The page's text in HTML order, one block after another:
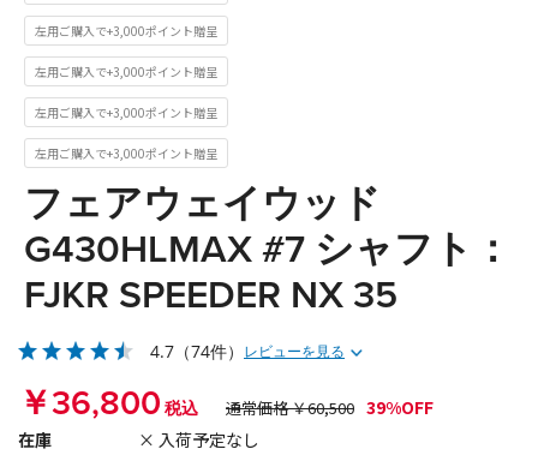
フェアウェイウッド
G430HLMAX #7 シャフト：
FJKR SPEEDER NX 35
左用ご購入で+3,000ポイント贈呈
左用ご購入で+3,000ポイント贈呈
左用ご購入で+3,000ポイント贈呈
左用ご購入で+3,000ポイント贈呈
￥36,800 税込 通常価格 ￥60,500 39%OFF
在庫
× 入荷予定なし
4.7 （74件） レビューを見る